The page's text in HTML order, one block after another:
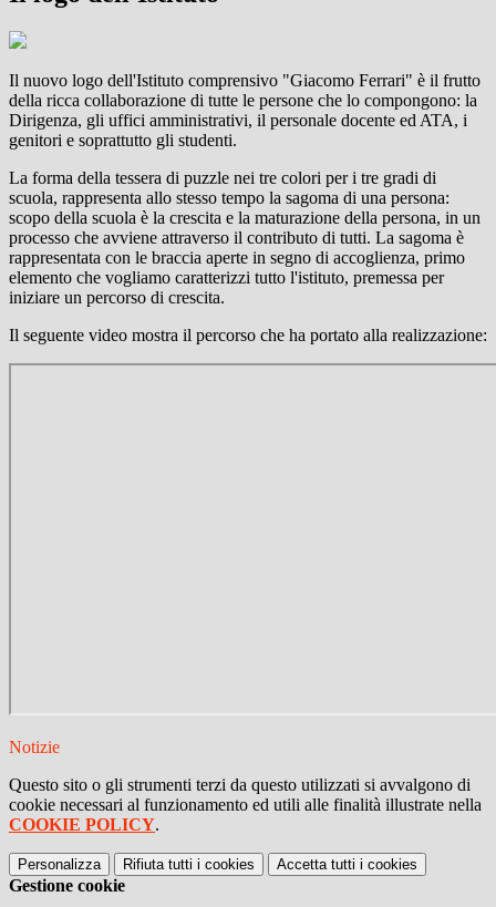
Il nuovo logo dell'Istituto comprensivo "Giacomo Ferrari" è il frutto
della ricca collaborazione di tutte le persone che lo compongono: la
Dirigenza, gli uffici amministrativi, il personale docente ed ATA, i
genitori e soprattutto gli studenti.
La forma della tessera di puzzle nei tre colori per i tre gradi di
scuola, rappresenta allo stesso tempo la sagoma di una persona:
scopo della scuola è la crescita e la maturazione della persona, in un
processo che avviene attraverso il contributo di tutti. La sagoma è
rappresentata con le braccia aperte in segno di accoglienza, primo
elemento che vogliamo caratterizzi tutto l'istituto, premessa per
iniziare un percorso di crescita.
Il seguente video mostra il percorso che ha portato alla realizzazione:
Notizie
Questo sito o gli strumenti terzi da questo utilizzati si avvalgono di
cookie necessari al funzionamento ed utili alle finalità illustrate nella
COOKIE POLICY.
Personalizza Rifiuta tutti i cookies Accetta tutti i cookies
Gestione cookie